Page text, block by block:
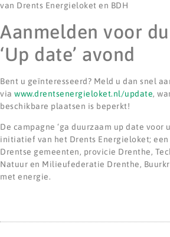
van Drents Energieloket en BDH
Aanmelden voor
‘Up date’ avond
Bent u geïnteresseerd? Meld u dan snel
via www.drentsenergieloket.nl/update,
beschikbare plaatsen is beperkt!
De campagne ‘ga duurzaam up date voor
initiatief van het Drents Energieloket; een
Drentse gemeenten, provicie Drenthe,
Natuur en Milieufederatie Drenthe,
met energie.